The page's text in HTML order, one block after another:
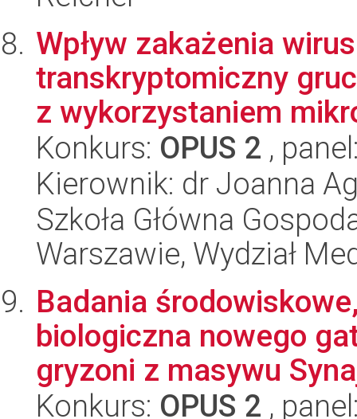
Wpływ zakażenia
transkryptomiczny
z wykorzystaniem
Konkurs: OPUS 2 ,
Kierownik: dr Joanna
Szkoła Główna
Warszawie, Wydział
Badania
biologiczna nowego
gryzoni z masywu
Konkurs: OPUS 2 ,